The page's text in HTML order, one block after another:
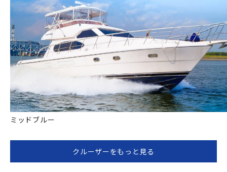
ミッドブルー
クルーザーをもっと見る